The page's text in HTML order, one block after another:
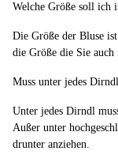
Welche Größe soll ich
Die Größe der Bluse
die Größe die Sie
Muss unter jedes
Unter jedes Dirndl
Außer unter
drunter anziehen.